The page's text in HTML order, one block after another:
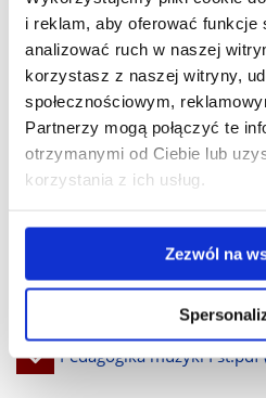
i reklam, aby oferować funkcje
analizować ruch w naszej
korzystasz z naszej witryny,
społecznościowym,
Partnerzy mogą połączyć te
otrzymanymi od Ciebie lub
korzystania z ich usług.
Zezwól na
plik
.pdf (208.5 KiB)
Pobierz
plik
Metodyka prowadzenia
kościelny.pdf (142.7 KiB)
Pobierz
plik
Pedagogika 2023-2026.pdf
Pobierz
Pedagogika muzyki I st.pdf